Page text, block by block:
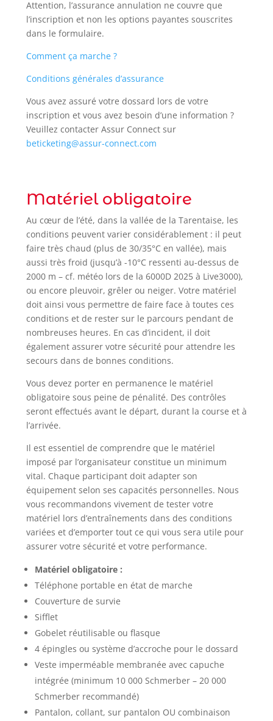
Attention, l’assurance annulation ne couvre que
l’inscription et non les options payantes souscrites
dans le formulaire.
Comment ça marche ?
Conditions générales d’assurance
Vous avez assuré votre dossard lors de votre
inscription et vous avez besoin d’une information ?
Veuillez contacter Assur Connect sur
beticketing@assur-connect.com
Matériel obligatoire
Au cœur de l’été, dans la vallée de la Tarentaise, les
conditions peuvent varier considérablement : il peut
faire très chaud (plus de 30/35°C en vallée), mais
aussi très froid (jusqu’à -10°C ressenti au-dessus de
2000 m – cf. météo lors de la 6000D 2025 à Live3000),
ou encore pleuvoir, grêler ou neiger. Votre matériel
doit ainsi vous permettre de faire face à toutes ces
conditions et de rester sur le parcours pendant de
nombreuses heures. En cas d’incident, il doit
également assurer votre sécurité pour attendre les
secours dans de bonnes conditions.
Vous devez porter en permanence le matériel
obligatoire sous peine de pénalité. Des contrôles
seront effectués avant le départ, durant la course et à
l’arrivée.
Il est essentiel de comprendre que le matériel
imposé par l’organisateur constitue un minimum
vital. Chaque participant doit adapter son
équipement selon ses capacités personnelles. Nous
vous recommandons vivement de tester votre
matériel lors d’entraînements dans des conditions
variées et d’emporter tout ce qui vous sera utile pour
assurer votre sécurité et votre performance.
Matériel obligatoire :
Téléphone portable en état de marche
Couverture de survie
Sifflet
Gobelet réutilisable ou flasque
4 épingles ou système d’accroche pour le dossard
Veste imperméable membranée avec capuche
intégrée (minimum 10 000 Schmerber – 20 000
Schmerber recommandé)
Pantalon, collant, sur pantalon OU combinaison